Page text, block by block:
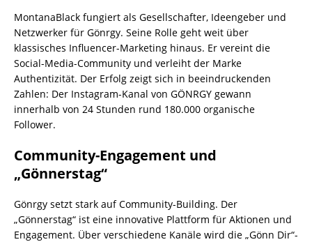
MontanaBlack fungiert als Gesellschafter, Ideengeber und
Netzwerker für Gönrgy. Seine Rolle geht weit über
klassisches Influencer-Marketing hinaus. Er vereint die
Social-Media-Community und verleiht der Marke
Authentizität. Der Erfolg zeigt sich in beeindruckenden
Zahlen: Der Instagram-Kanal von GÖNRGY gewann
innerhalb von 24 Stunden rund 180.000 organische
Follower.
Community-Engagement und
„Gönnerstag“
Gönrgy setzt stark auf Community-Building. Der
„Gönnerstag“ ist eine innovative Plattform für Aktionen und
Engagement. Über verschiedene Kanäle wird die „Gönn Dir“-